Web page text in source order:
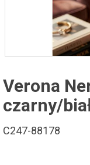
Verona
czarny/
C247-88178